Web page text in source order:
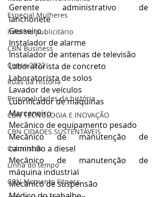
Especial Mulheres
Informe publicitário
CBN Business
Censo 2022
Ruas da história
Personalidades da história
CBN TECNOLOGIA E INOVAÇÃO
CBN CIDADES SUSTENTÁVEIS
Colunistas
Linha do tempo
CBN Momento Fitness
Gerente administrativo de
lanchonete
Gesseiro
Instalador de alarme
Instalador de antenas de televisão
Laboratorista de concreto
Laboratorista de solos
Lavador de veículos
Lubrificador de máquinas
Marceneiro
Mecânico de equipamento pesado
Mecânico de manutenção de
caminhão a diesel
Mecânico de manutenção de
máquina industrial
Mecânico de suspensão